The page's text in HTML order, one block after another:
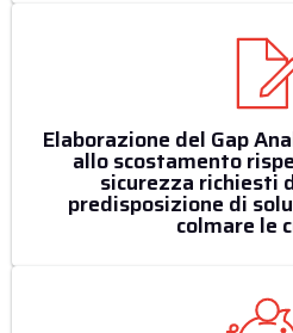
Elaborazione del Gap
allo scostamento
sicurezza richiesti
predisposizione di
colmare le